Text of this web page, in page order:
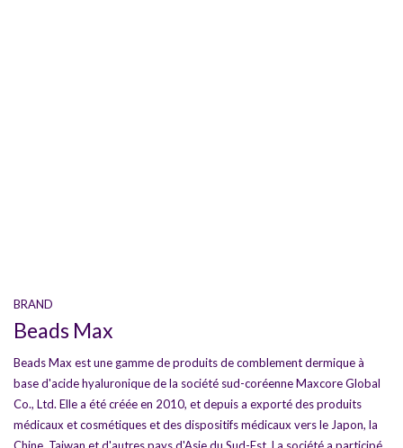
BRAND
Beads Max
Beads Max est une gamme de produits de comblement dermique à
base d'acide hyaluronique de la société sud-coréenne Maxcore Global
Co., Ltd. Elle a été créée en 2010, et depuis a exporté des produits
médicaux et cosmétiques et des dispositifs médicaux vers le Japon, la